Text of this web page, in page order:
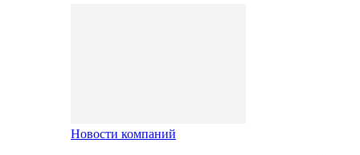
Новости компаний